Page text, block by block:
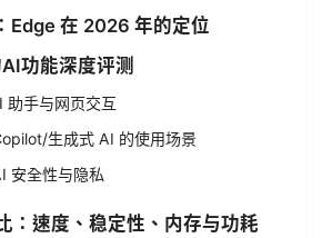
Edge 在 2026 年的定位
功能深度评测
助手与网页交互
生成式 AI 的使用场景
安全性与隐私
：速度、稳定性、内存与功耗